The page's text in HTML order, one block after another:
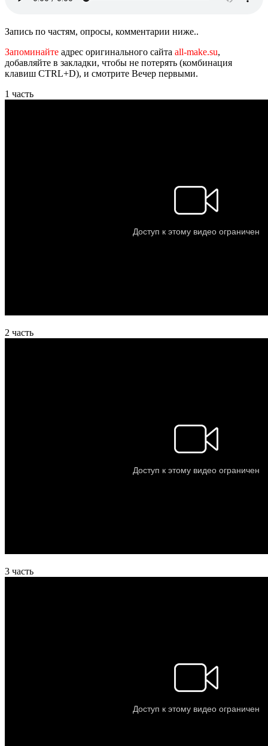
Запись по частям, опросы, комментарии ниже..
Запоминайте адрес оригинального сайта all-make.su,
добавляйте в закладки, чтобы не потерять (комбинация
клавиш CTRL+D), и смотрите Вечер первыми.
1 часть
2 часть
3 часть